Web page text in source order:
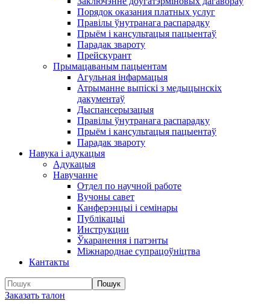
Порядок оказания платных услуг
Правілы ўнутранага распарадку
Прыём і кансультацыя пацыентаў
Парадак звароту
Прейскурант
Прымацаваным пацыентам
Агульная інфармацыя
Атрыманне выпіскі з медыцынскіх
дакументаў
Дыспансерызацыя
Правілы ўнутранага распарадку
Прыём і кансультацыя пацыентаў
Парадак звароту
Навука і адукацыя
Адукацыя
Навучанне
Отдел по научной работе
Вучоны савет
Канферэнцыі і семінары
Публікацыi
Инструкции
Ўкаранення і патэнты
Міжнароднае супрацоўніцтва
Кантакты
Заказать талон